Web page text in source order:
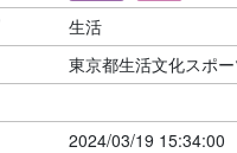
生活
東京都生活文化スポ
2024/03/19 15:34:00